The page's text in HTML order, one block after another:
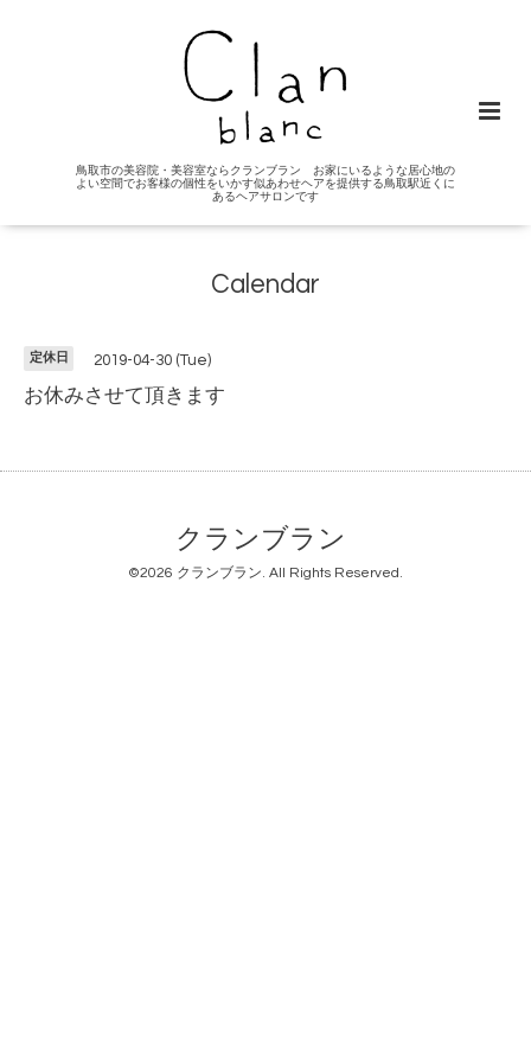
鳥取市の美容院・美容室ならクランブラン お家にいるような居心地の
よい空間でお客様の個性をいかす似あわせヘアを提供する鳥取駅近くに
あるヘアサロンです
Calendar
定休日 2019-04-30 (Tue)
お休みさせて頂きます
クランブラン
©2026 クランブラン. All Rights Reserved.